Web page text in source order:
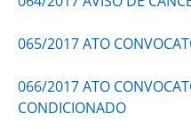
065/2017 ATO
066/2017 ATO
CONDICIONADO